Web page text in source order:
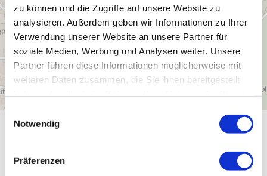
zu können und die Zugriffe auf unsere Website zu
analysieren. Außerdem geben wir Informationen zu Ihrer
Verwendung unserer Website an unsere Partner für
soziale Medien, Werbung und Analysen weiter. Unsere
Partner führen diese Informationen möglicherweise mit
weiteren Daten zusammen, die Sie ihnen bereitgestellt
Einwilligungsauswahl
Notwendig
Präferenzen
Allgemeine Informationen